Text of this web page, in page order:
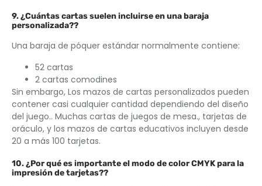
9. ¿Cuántas cartas suelen incluirse en una baraja
personalizada??
Una baraja de póquer estándar normalmente contiene:
52 cartas
2 cartas comodines
Sin embargo, Los mazos de cartas personalizados pueden
contener casi cualquier cantidad dependiendo del diseño
del juego.. Muchas cartas de juegos de mesa., tarjetas de
oráculo, y los mazos de cartas educativos incluyen desde
20 a más 100 tarjetas.
10. ¿Por qué es importante el modo de color CMYK para la
impresión de tarjetas??